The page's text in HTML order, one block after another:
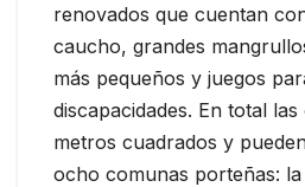
renovados que cuentan
caucho, grandes
más pequeños y juegos
discapacidades. En total
metros cuadrados y
ocho comunas porteñas: